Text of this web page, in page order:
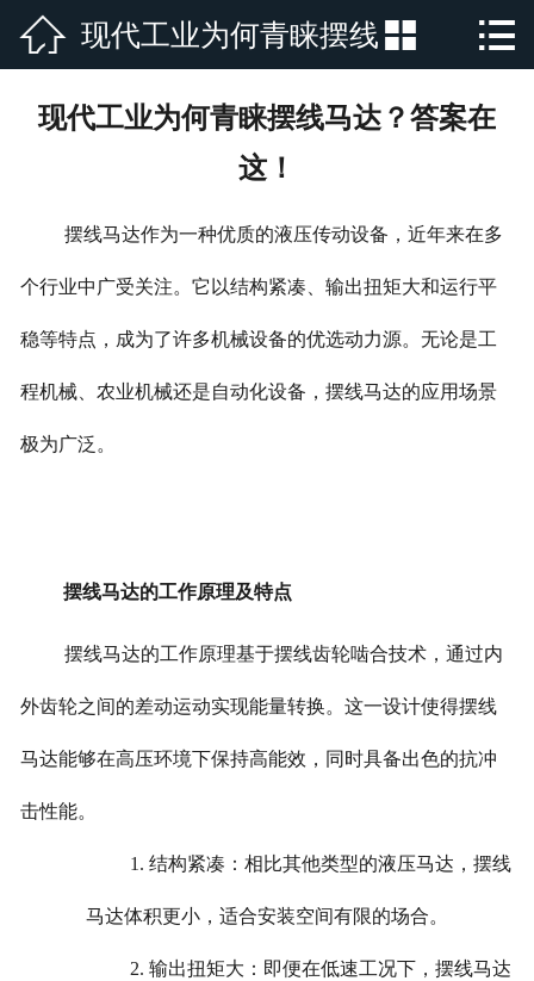
 网站首页
厂房厂景
荣誉资质
行业新闻
 现代工业为何青睐摆线
马达？答案在这！
 
现代工业为何青睐摆线马达？答案在
这！
摆线马达作为一种优质的液压传动设备，近年来在多
个行业中广受关注。它以结构紧凑、输出扭矩大和运行平
稳等特点，成为了许多机械设备的优选动力源。无论是工
程机械、农业机械还是自动化设备，摆线马达的应用场景
极为广泛。
摆线马达的工作原理及特点
摆线马达的工作原理基于摆线齿轮啮合技术，通过内
外齿轮之间的差动运动实现能量转换。这一设计使得摆线
马达能够在高压环境下保持高能效，同时具备出色的抗冲
击性能。
1. 结构紧凑：相比其他类型的液压马达，摆线
马达体积更小，适合安装空间有限的场合。
2. 输出扭矩大：即便在低速工况下，摆线马达